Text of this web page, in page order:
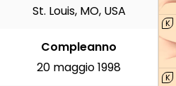
K
K
St. Louis, MO, USA
Compleanno
20 maggio 1998